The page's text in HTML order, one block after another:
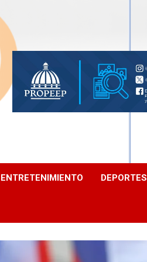
ENTRETENIMIENTO DEPORTES